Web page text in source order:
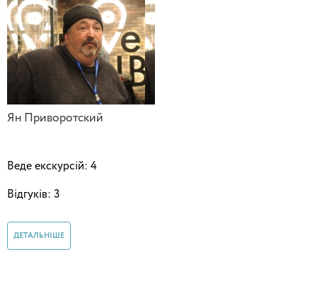
Ян Приворотский
Веде екскурсій: 4
Відгуків: 3
ДЕТАЛЬНІШЕ